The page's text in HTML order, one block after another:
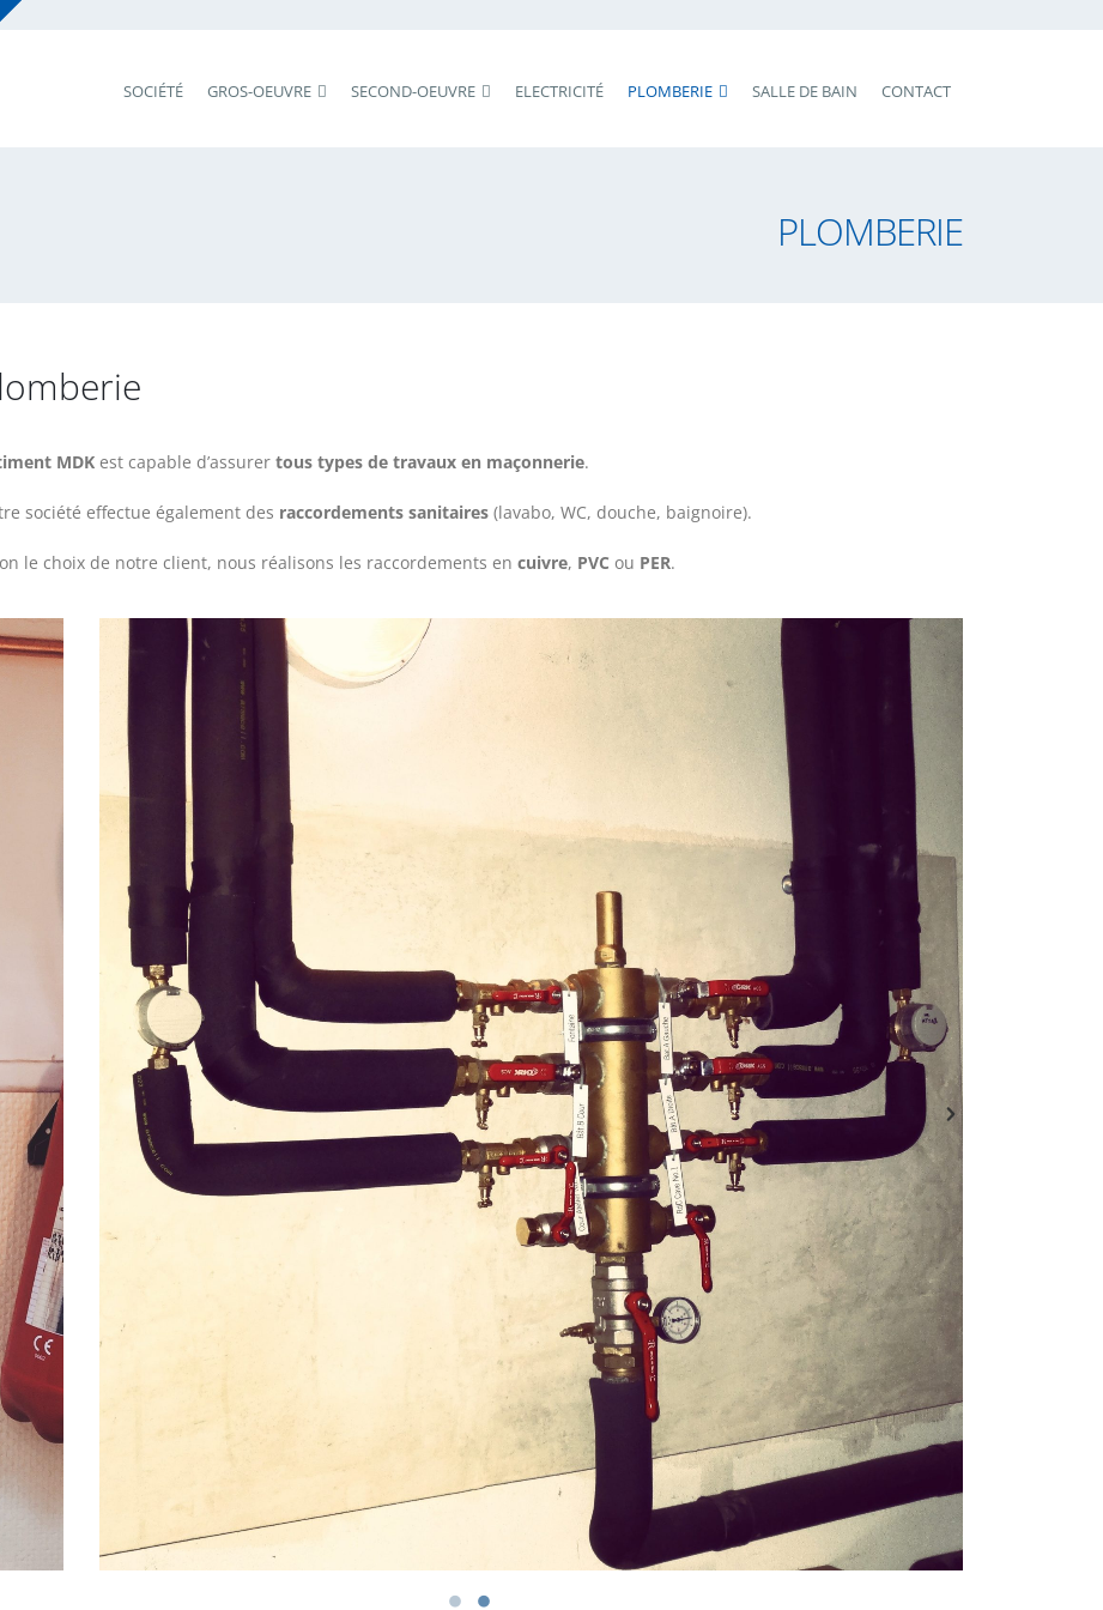
SOCIÉTÉ GROS-OEUVRE SECOND-OEUVRE ELECTRICITÉ PLOMBERIE SALLE DE BAIN CONTACT
PLOMBERIE
MDK est capable d’assurer tous types de travaux en maçonnerie.
société effectue également des raccordements sanitaires (lavabo, WC, douche, baignoire).
le choix de notre client, nous réalisons les raccordements en cuivre, PVC ou PER.